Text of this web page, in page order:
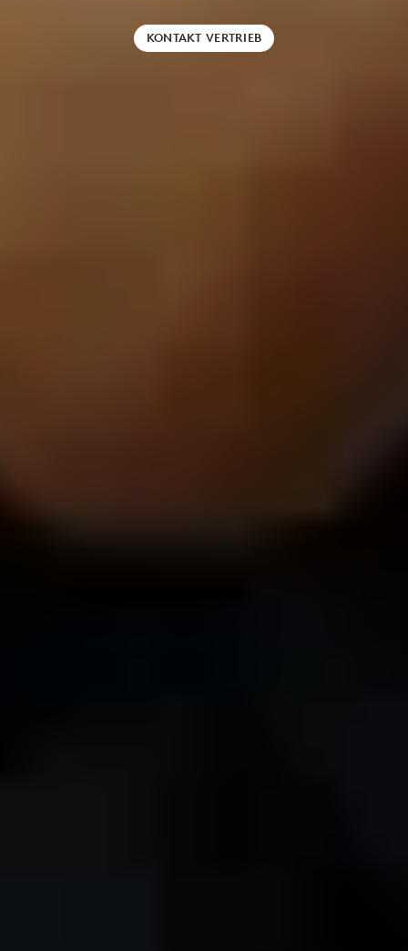
KONTAKT VERTRIEB